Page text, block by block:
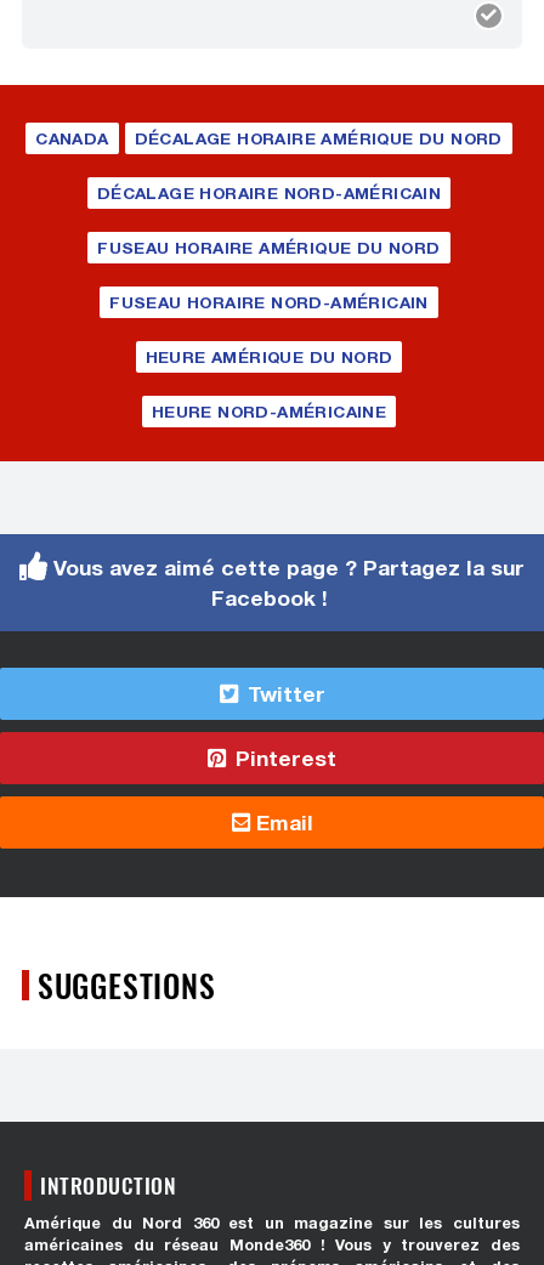
CANADA DÉCALAGE HORAIRE AMÉRIQUE DU NORD
DÉCALAGE HORAIRE NORD-AMÉRICAIN
FUSEAU HORAIRE AMÉRIQUE DU NORD
FUSEAU HORAIRE NORD-AMÉRICAIN
HEURE AMÉRIQUE DU NORD
HEURE NORD-AMÉRICAINE
Vous avez aimé cette page ? Partagez la sur
Facebook !
Twitter
Pinterest
Email
SUGGESTIONS
INTRODUCTION
Amérique du Nord 360 est un magazine sur les cultures
américaines du réseau Monde360 ! Vous y trouverez des